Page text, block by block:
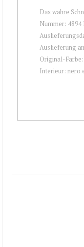
Das wahre
Nummer:
Auslieferung
Original-
Interieur: nero